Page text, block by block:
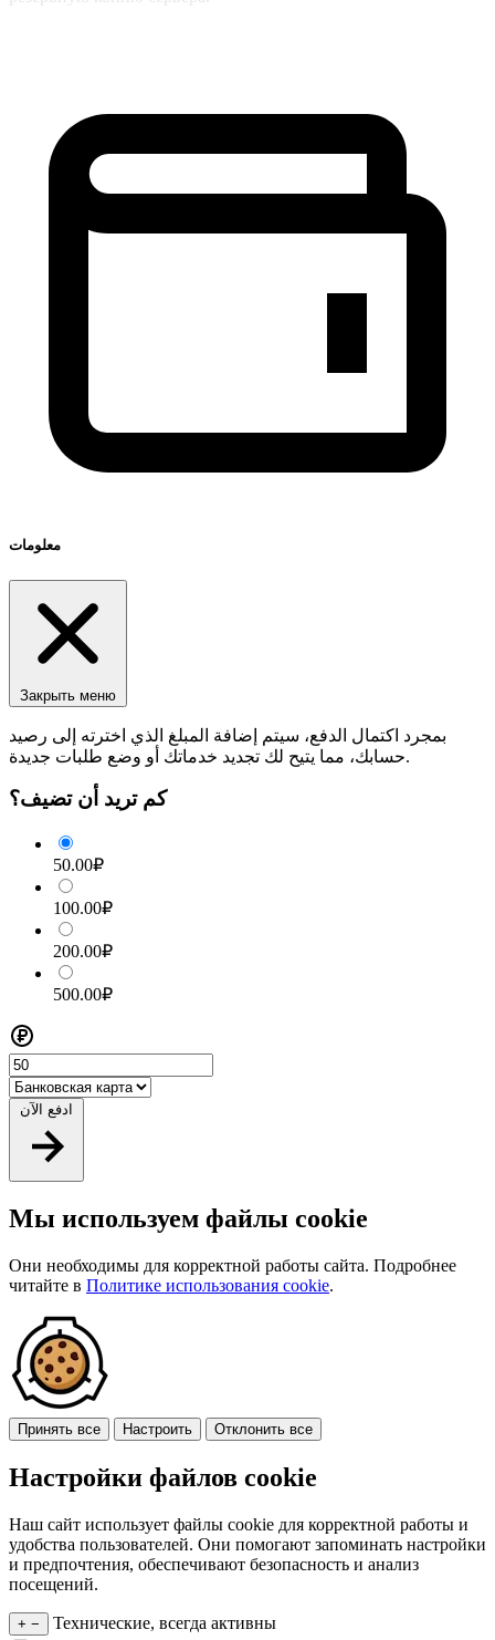
معلومات
Закрыть меню
بمجرد اكتمال الدفع، سيتم إضافة المبلغ الذي اخترته إلى رصيد
حسابك، مما يتيح لك تجديد خدماتك أو وضع طلبات جديدة.
كم تريد أن تضيف؟
50.00₽
100.00₽
200.00₽
500.00₽
ادفع الآن
Мы используем файлы cookie
Они необходимы для корректной работы сайта. Подробнее
читайте в Политике использования cookie.
Принять все Настроить Отклонить все
Настройки файлов cookie
Наш сайт использует файлы cookie для корректной работы и
удобства пользователей. Они помогают запоминать настройки
и предпочтения, обеспечивают безопасность и анализ
посещений.
+ − Технические, всегда активны